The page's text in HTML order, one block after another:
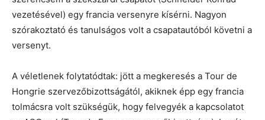
vezetésével) egy francia versenyre kísérni. Nagyon
szórakoztató és tanulságos volt a csapatautóból követni a
versenyt.
A véletlenek folytatódtak: jött a megkeresés a Tour de
Hongrie szervezőbizottságától, akiknek épp egy francia
tolmácsra volt szükségük, hogy felvegyék a kapcsolatot